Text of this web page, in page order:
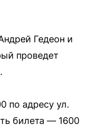
Гедеон и
проведет
по адресу ул.
билета — 1600